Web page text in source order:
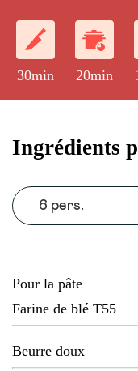
30min 20min
Ingrédients
6 pers.
Pour la pâte
Farine de blé T55
Beurre doux